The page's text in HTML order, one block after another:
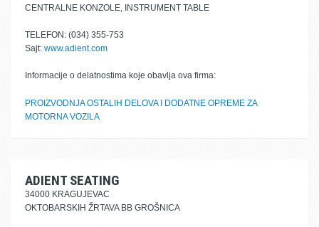
CENTRALNE KONZOLE, INSTRUMENT TABLE
TELEFON: (034) 355-753
Sajt: www.adient.com
Informacije o delatnostima koje obavlja ova firma:
PROIZVODNJA OSTALIH DELOVA I DODATNE OPREME ZA
MOTORNA VOZILA
ADIENT SEATING
34000 KRAGUJEVAC
OKTOBARSKIH ŽRTAVA BB GROŠNICA